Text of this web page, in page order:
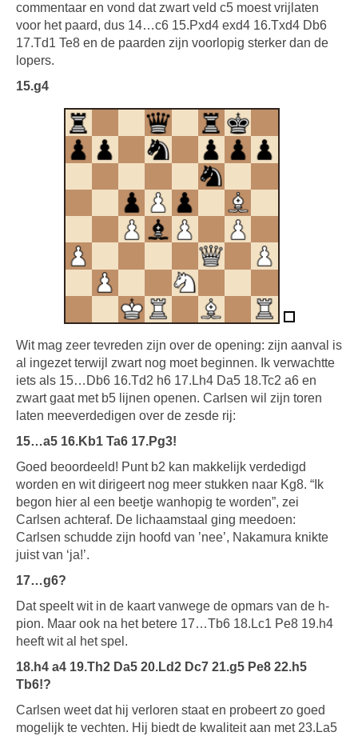
commentaar en vond dat zwart veld c5 moest vrijlaten
voor het paard, dus 14…c6 15.Pxd4 exd4 16.Txd4 Db6
17.Td1 Te8 en de paarden zijn voorlopig sterker dan de
lopers.
15.g4
Wit mag zeer tevreden zijn over de opening: zijn aanval is
al ingezet terwijl zwart nog moet beginnen. Ik verwachtte
iets als 15…Db6 16.Td2 h6 17.Lh4 Da5 18.Tc2 a6 en
zwart gaat met b5 lijnen openen. Carlsen wil zijn toren
laten meeverdedigen over de zesde rij:
15…a5 16.Kb1 Ta6 17.Pg3!
Goed beoordeeld! Punt b2 kan makkelijk verdedigd
worden en wit dirigeert nog meer stukken naar Kg8. “Ik
begon hier al een beetje wanhopig te worden”, zei
Carlsen achteraf. De lichaamstaal ging meedoen:
Carlsen schudde zijn hoofd van ’nee’, Nakamura knikte
juist van ‘ja!’.
17…g6?
Dat speelt wit in de kaart vanwege de opmars van de h-
pion. Maar ook na het betere 17…Tb6 18.Lc1 Pe8 19.h4
heeft wit al het spel.
18.h4 a4 19.Th2 Da5 20.Ld2 Dc7 21.g5 Pe8 22.h5
Tb6!?
Carlsen weet dat hij verloren staat en probeert zo goed
mogelijk te vechten. Hij biedt de kwaliteit aan met 23.La5